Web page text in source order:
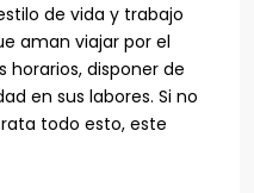
de vida y trabajo
aman viajar por el
horarios, disponer de
en sus labores. Si no
todo esto, este